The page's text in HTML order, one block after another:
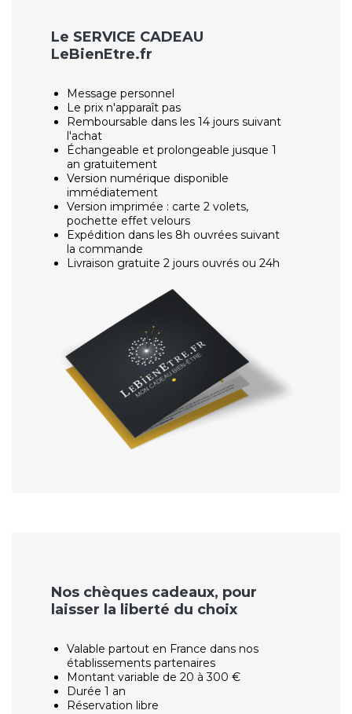
Le SERVICE CADEAU
LeBienEtre.fr
Message personnel
Le prix n'apparaît pas
Remboursable dans les 14 jours suivant
l'achat
Échangeable et prolongeable jusque 1
an gratuitement
Version numérique disponible
immédiatement
Version imprimée : carte 2 volets,
pochette effet velours
Expédition dans les 8h ouvrées suivant
la commande
Livraison gratuite 2 jours ouvrés ou 24h
Nos chèques cadeaux, pour
laisser la liberté du choix
Valable partout en France dans nos
établissements partenaires
Montant variable de 20 à 300 €
Durée 1 an
Réservation libre